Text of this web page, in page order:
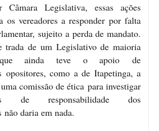
Câmara Legislativa, essas ações
os vereadores a responder por falta
sujeito a perda de mandato.
trada de um Legislativo de maioria
que ainda teve o apoio de
opositores, como a de Itapetinga, a
comissão de ética para investigar
de responsabilidade dos
não daria em nada.